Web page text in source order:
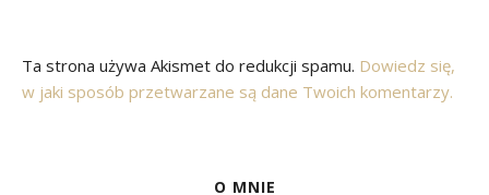
Ta strona używa Akismet do redukcji spamu. Dowiedz się,
w jaki sposób przetwarzane są dane Twoich komentarzy.
O MNIE